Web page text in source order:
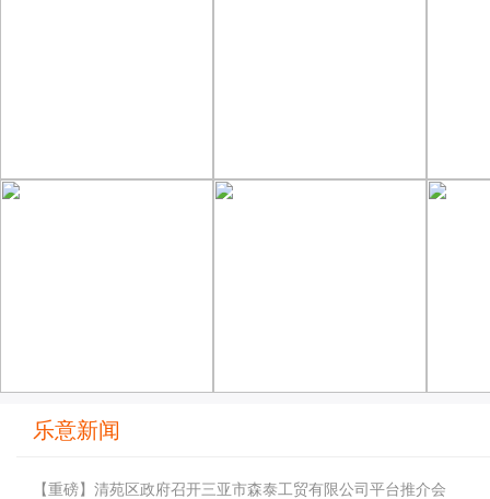
乐意新闻
【重磅】清苑区政府召开三亚市森泰工贸有限公司平台推介会